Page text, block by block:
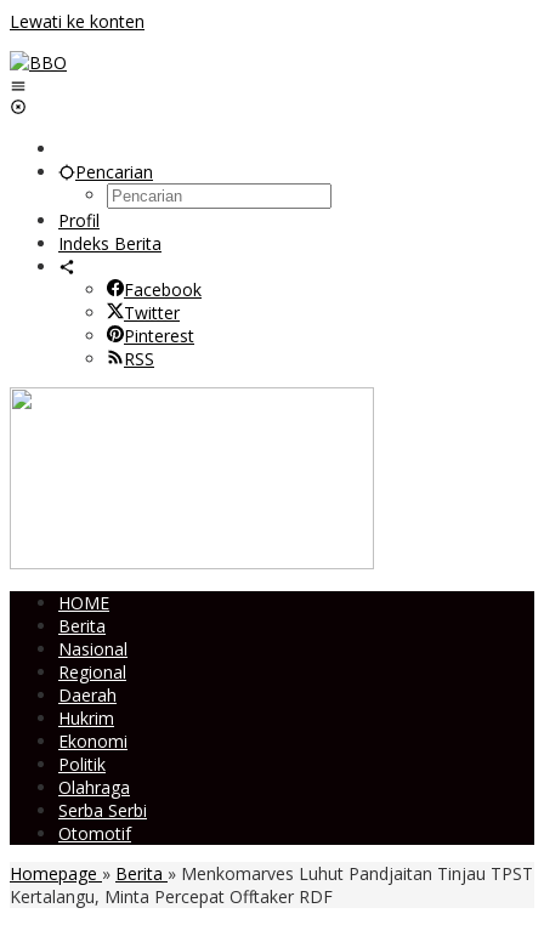
Lewati ke konten
Pencarian
Profil
Indeks Berita
Facebook
Twitter
Pinterest
RSS
HOME
Berita
Nasional
Regional
Daerah
Hukrim
Ekonomi
Politik
Olahraga
Serba Serbi
Otomotif
Homepage » Berita » Menkomarves Luhut Pandjaitan Tinjau TPST
Kertalangu, Minta Percepat Offtaker RDF